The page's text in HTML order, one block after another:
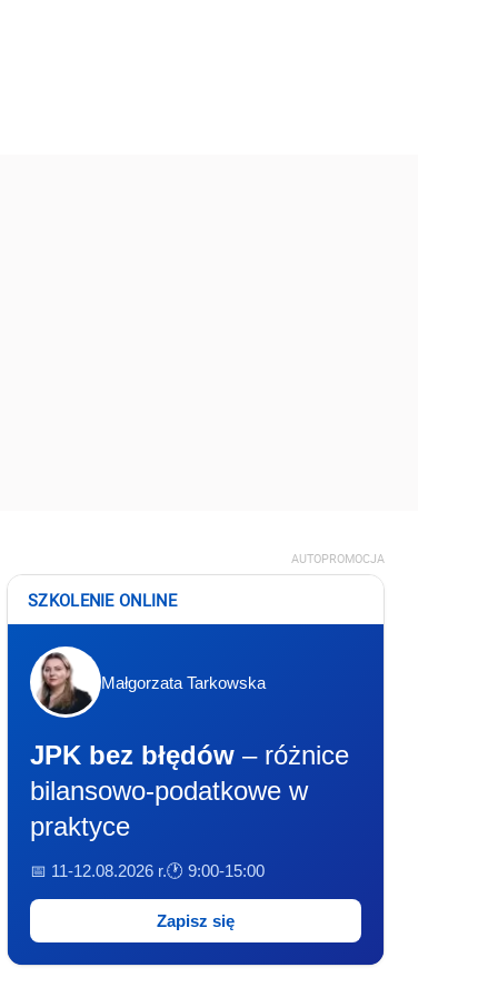
AUTOPROMOCJA
SZKOLENIE ONLINE
Małgorzata Tarkowska
JPK bez błędów – różnice
bilansowo-podatkowe w
praktyce
📅 11-12.08.2026 r.🕐 9:00-15:00
Zapisz się